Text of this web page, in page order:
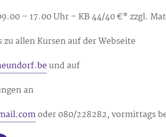
– 17.00 Uhr – KB 44/40 €* zzgl.
allen Kursen auf der Webseite
und auf
an
oder 080/228282, vormittags